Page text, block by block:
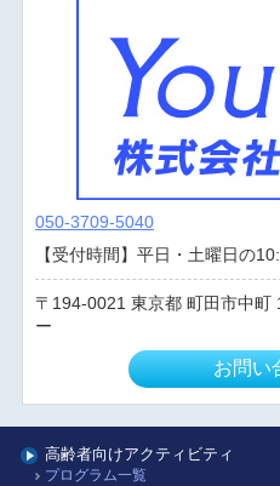
050-3709-5040
【受付時間】平日・土曜日の
194-0021 東京都 町田市中町
ー
お問い
高齢者向けアクティビティ
プログラム一覧